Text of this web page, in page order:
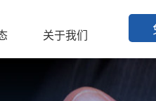
关于我们